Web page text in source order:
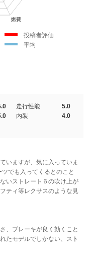
投稿者評価
平均
走行性能
5.0
内装
4.0
いますが、気に入っていま
でも入ってくるとのこと
いストレート６の吹け上が
ティ等レクサスのような見
、ブレーキが良く効くこと
たモデルでしかない、スト